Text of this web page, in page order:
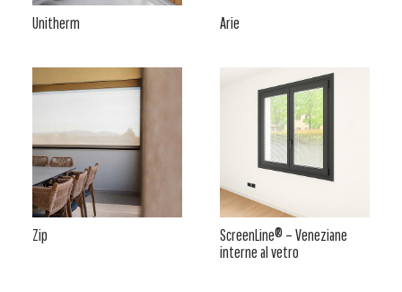
Unitherm Arie
Zip
ScreenLine® – Veneziane
interne al vetro